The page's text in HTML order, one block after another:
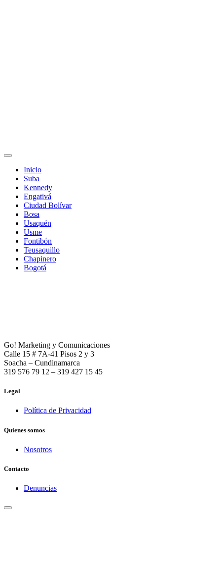
Inicio
Suba
Kennedy
Engativá
Ciudad Bolívar
Bosa
Usaquén
Usme
Fontibón
Teusaquillo
Chapinero
Bogotá
Go! Marketing y Comunicaciones
Calle 15 # 7A-41 Pisos 2 y 3
Soacha – Cundinamarca
319 576 79 12 – 319 427 15 45
Legal
Política de Privacidad
Quienes somos
Nosotros
Contacto
Denuncias